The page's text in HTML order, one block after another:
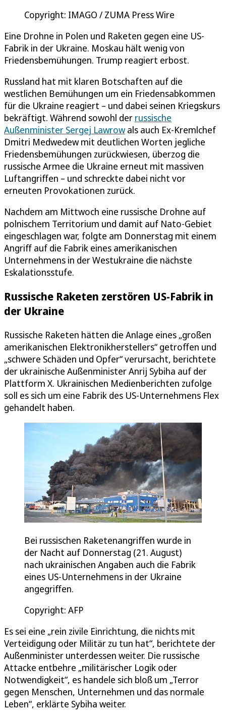
Copyright: IMAGO / ZUMA Press Wire
Eine Drohne in Polen und Raketen gegen eine US-
Fabrik in der Ukraine. Moskau hält wenig von
Friedensbemühungen. Trump reagiert erbost.
Russland hat mit klaren Botschaften auf die
westlichen Bemühungen um ein Friedensabkommen
für die Ukraine reagiert – und dabei seinen Kriegskurs
bekräftigt. Während sowohl der russische
Außenminister Sergej Lawrow als auch Ex-Kremlchef
Dmitri Medwedew mit deutlichen Worten jegliche
Friedensbemühungen zurückwiesen, überzog die
russische Armee die Ukraine erneut mit massiven
Luftangriffen – und schreckte dabei nicht vor
erneuten Provokationen zurück.
Nachdem am Mittwoch eine russische Drohne auf
polnischem Territorium und damit auf Nato-Gebiet
eingeschlagen war, folgte am Donnerstag mit einem
Angriff auf die Fabrik eines amerikanischen
Unternehmens in der Westukraine die nächste
Eskalationsstufe.
Russische Raketen zerstören US-Fabrik in
der Ukraine
Russische Raketen hätten die Anlage eines „großen
amerikanischen Elektronikherstellers“ getroffen und
„schwere Schäden und Opfer“ verursacht, berichtete
der ukrainische Außenminister Anrij Sybiha auf der
Plattform X. Ukrainischen Medienberichten zufolge
soll es sich um eine Fabrik des US-Unternehmens Flex
gehandelt haben.
Bei russischen Raketenangriffen wurde in
der Nacht auf Donnerstag (21. August)
nach ukrainischen Angaben auch die Fabrik
eines US-Unternehmens in der Ukraine
angegriffen.
Copyright: AFP
Es sei eine „rein zivile Einrichtung, die nichts mit
Verteidigung oder Militär zu tun hat“, berichtete der
Außenminister unterdessen weiter. Die russische
Attacke entbehre „militärischer Logik oder
Notwendigkeit“, es handele sich bloß um „Terror
gegen Menschen, Unternehmen und das normale
Leben“, erklärte Sybiha weiter.